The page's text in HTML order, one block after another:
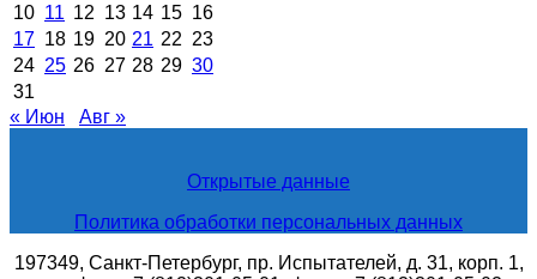
10 11 12 13 14 15 16
17 18 19 20 21 22 23
24 25 26 27 28 29 30
31
« Июн
Авг »
Открытые данные
Политика обработки персональных данных
197349, Санкт-Петербург, пр. Испытателей, д. 31, корп. 1,